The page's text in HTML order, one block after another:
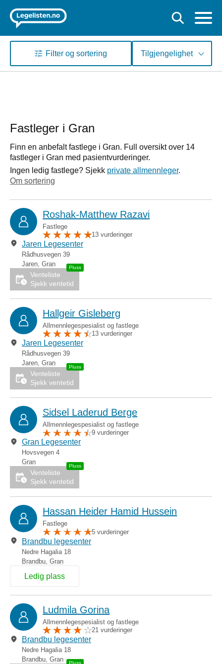
Filter og sortering Tilgjengelighet
Fastleger i Gran
Finn en anbefalt fastlege i Gran. Full oversikt over 14
fastleger i Gran med pasientvurderinger.
Ingen ledig fastlege? Sjekk private allmennleger.
Om sortering
Roshak-Matthew Razavi
Fastlege
13 vurderinger
Jaren Legesenter
Rådhusvegen 39
Jaren Gran
Venteliste
Sjekk ventetid
Hallgeir Gisleberg
Allmennlegespesialist og fastlege
13 vurderinger
Jaren Legesenter
Rådhusvegen 39
Jaren, Gran
Venteliste
Sjekk ventetid
Sidsel Laderud Berge
Allmennlegespesialist og fastlege
9 vurderinger
Gran Legesenter
Hovsvegen 4
Gran
Venteliste
Sjekk ventetid
Hassan Heider Hamid Hussein
Fastlege
5 vurderinger
Brandbu legesenter
Nedre Hagalia 18
Brandbu Gran
Ledig plass
Ludmila Gorina
Allmennlegespesialist og fastlege
21 vurderinger
Brandbu legesenter
Nedre Hagalia 18
Brandbu, Gran